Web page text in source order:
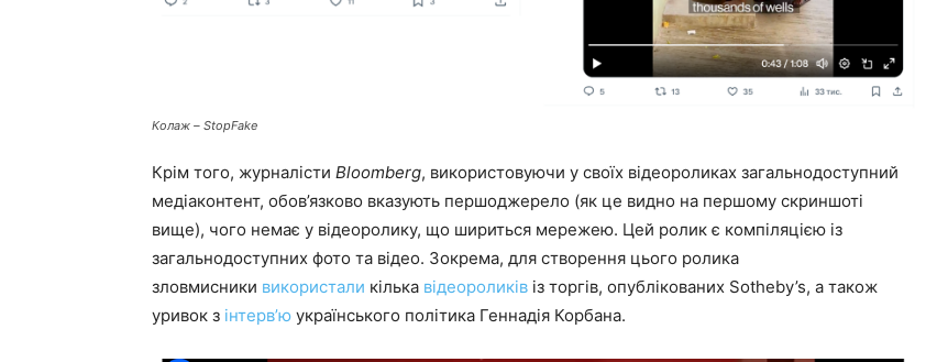
Колаж – StopFake
Крім того, журналісти Bloomberg, використовуючи у своїх відеороликах загальнодоступний
медіаконтент, обов’язково вказують першоджерело (як це видно на першому скриншоті
вище), чого немає у відеоролику, що шириться мережею. Цей ролик є компіляцією із
загальнодоступних фото та відео. Зокрема, для створення цього ролика
зловмисники використали кілька відеороликів із торгів, опублікованих Sotheby’s, а також
уривок з інтерв’ю українського політика Геннадія Корбана.